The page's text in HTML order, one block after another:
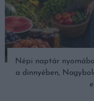
Népi naptár
a dinnyében,